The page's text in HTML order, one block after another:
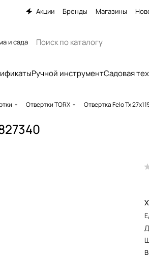
Акции Бренды Магазины
и сада
Ручной инструментСадовая
Отвертки TORX Отвертка Felo Tx